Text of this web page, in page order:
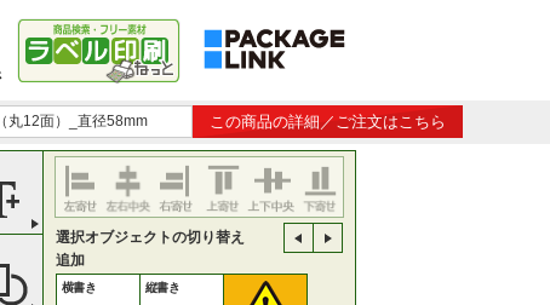
丸12面）_直径58mm この商品の詳細／ご注文はこちら
選択オブジェクトの切り替え
追加
横書き 縦書き